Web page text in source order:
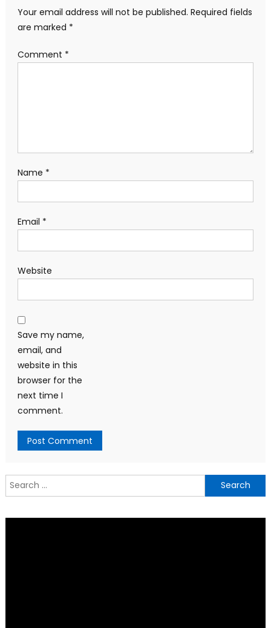
Your email address will not be published. Required fields
are marked *
Comment *
Name *
Email *
Website
Save my name,
email, and
website in this
browser for the
next time I
comment.
Search
for: